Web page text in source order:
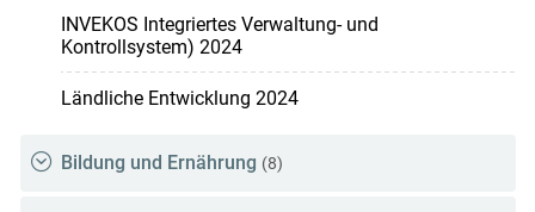
INVEKOS Integriertes Verwaltung- und
Kontrollsystem) 2024
Ländliche Entwicklung 2024
Bildung und Ernährung (8)